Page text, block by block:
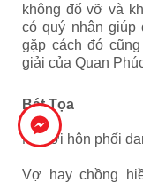
không đổ vỡ và
có quý nhân giúp
gặp cách đó
giải của Quan
Bát Tọa
Người hôn phối
Vợ hay chồng